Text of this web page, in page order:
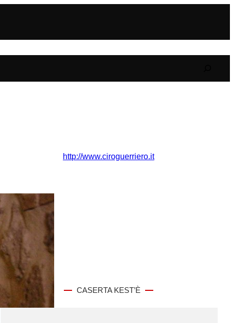
http://www.ciroguerriero.it
CASERTA KEST’È